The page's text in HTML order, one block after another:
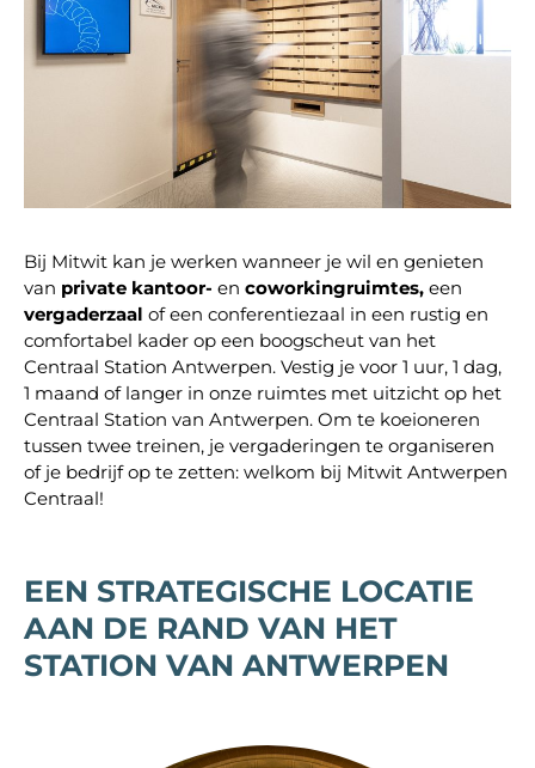
Bij Mitwit kan je werken wanneer je wil en genieten
van private kantoor- en coworkingruimtes, een
vergaderzaal of een conferentiezaal in een rustig en
comfortabel kader op een boogscheut van het
Centraal Station Antwerpen. Vestig je voor 1 uur, 1 dag,
1 maand of langer in onze ruimtes met uitzicht op het
Centraal Station van Antwerpen. Om te koeioneren
tussen twee treinen, je vergaderingen te organiseren
of je bedrijf op te zetten: welkom bij Mitwit Antwerpen
Centraal!
EEN STRATEGISCHE LOCATIE
AAN DE RAND VAN HET
STATION VAN ANTWERPEN